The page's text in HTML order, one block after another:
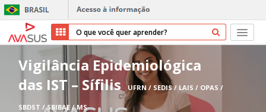
Início
Cursos
Vigilância Epidemiológica
das IST – Sífilis
UFRN / SEDIS / LAIS / OPAS /
SBDST / SBIBAE / MS